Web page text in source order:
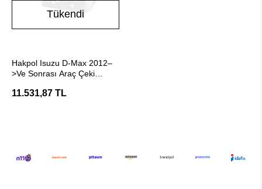
Tükendi
Hakpol Isuzu D-Max 2012–
>Ve Sonrası Araç Çeki
11.531,87 TL